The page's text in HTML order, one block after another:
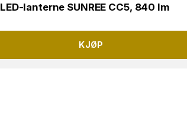
LED-lanterne SUNREE CC5, 840 lm
KJØP